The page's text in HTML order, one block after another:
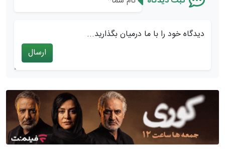
دیدگاه خود را با ما درمیان بگذارید...
ارسال